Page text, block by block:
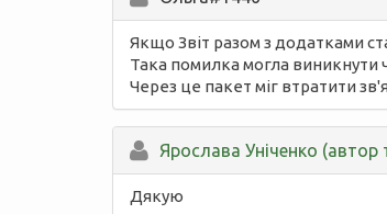
Якщо Звіт разом з додатками
Така помилка могла виникнути
Через це пакет міг втратити
Ярослава Уніченко (автор
Дякую